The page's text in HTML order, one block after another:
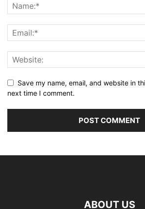
Save my name, email, and website in
next time I comment.
ABOUT US